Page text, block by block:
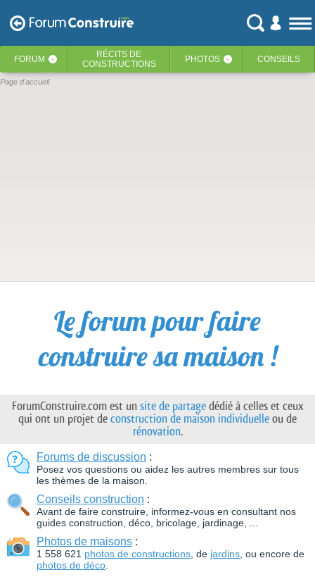
FORUM ‹ RÉCITS DE
CONSTRUCTIONS
PHOTOS ‹ CONSEILS
Page d'accueil
Le forum pour faire
construire sa maison !
ForumConstruire.com est un site de partagedédié à celles et ceux
qui ont un projet de construction de maison individuelle ou de
rénovation.
Forums de discussion :
Posez vos questions ou aidez les autres membres sur tous
les thèmes de la maison.
Conseils construction :
Avant de faire construire, informez-vous en consultant nos
guides construction, déco, bricolage, jardinage, ...
Photos de maisons :
1 558 621 photos de constructions , de jardins , ou encore de
photos de déco